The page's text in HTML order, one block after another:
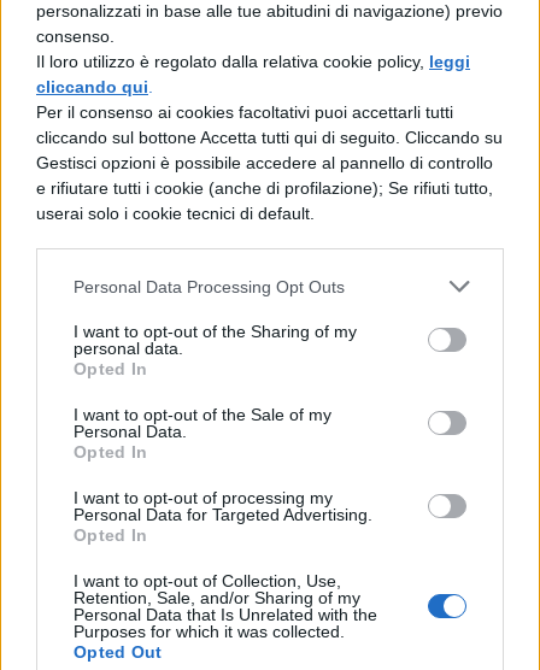
personalizzati in base alle tue abitudini di navigazione) previo
consenso.
Il loro utilizzo è regolato dalla relativa cookie policy, leggi
cliccando qui
Per il consenso ai cookies facoltativi puoi accettarli tutti
cliccando sul bottone Accetta tutti qui di seguito. Cliccando su
Gestisci opzioni è possibile accedere al pannello di controllo
e rifiutare tutti i cookie (anche di profilazione); Se rifiuti tutto,
userai solo i cookie tecnici di default.
Personal Data Processing Opt Outs
I want to opt-out of the Sharing of my
personal data.
Opted In
I want to opt-out of the Sale of my
Personal Data.
Opted In
I want to opt-out of processing my
Personal Data for Targeted Advertising.
Opted In
I want to opt-out of Collection, Use,
Retention, Sale, and/or Sharing of my
Personal Data that Is Unrelated with the
Purposes for which it was collected.
Opted Out
anche quando non c’è molta luce, riesce
comunque a ottimizzare i tuoi video. È
dotata di un
riduzione del rumore, garantendoti
così chiamate chiare.
[affiliate_generic type=”button”
RW/” text=”Acquista Logitech C615 in
offerta su Amazon”]
fare un vero colpaccio. Ovviamente dovrai
non può durare a lungo. Vai adesso su
Amazon e
Logitech C615 a soli 26,99 euro
, invece che
103,99 euro. Se la ordini oggi la riceverai a